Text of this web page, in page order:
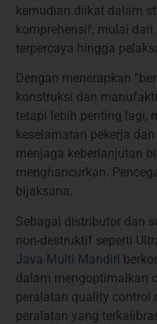
kemudian diikat dalam
komprehensif, mulai
terpercaya hingga
Dengan menerapkan
konstruksi dan
tetapi lebih penting lagi,
keselamatan pekerja
menjaga keberlanjutan
menghancurkan.
bijaksana.
Sebagai distributor dan
non-destruktif seperti
Java Multi Mandiri
dalam mengoptimalkan
peralatan quality control
peralatan yang